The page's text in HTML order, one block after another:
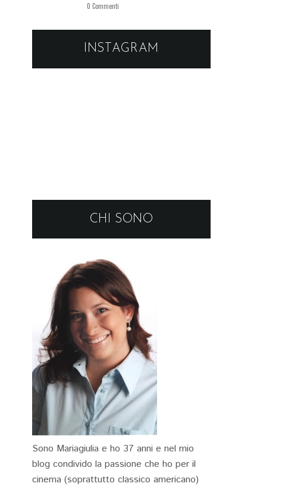
0 Commenti
INSTAGRAM
CHI SONO
Sono Mariagiulia e ho 37 anni e nel mio
blog condivido la passione che ho per il
cinema (soprattutto classico americano)